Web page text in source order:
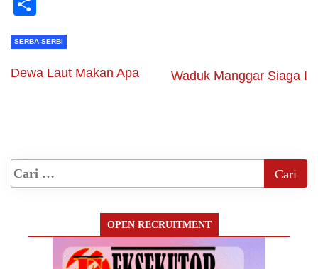
SERBA-SERBI
Dewa Laut Makan Apa Waduk Manggar Siaga I
OPEN RECRUITMENT